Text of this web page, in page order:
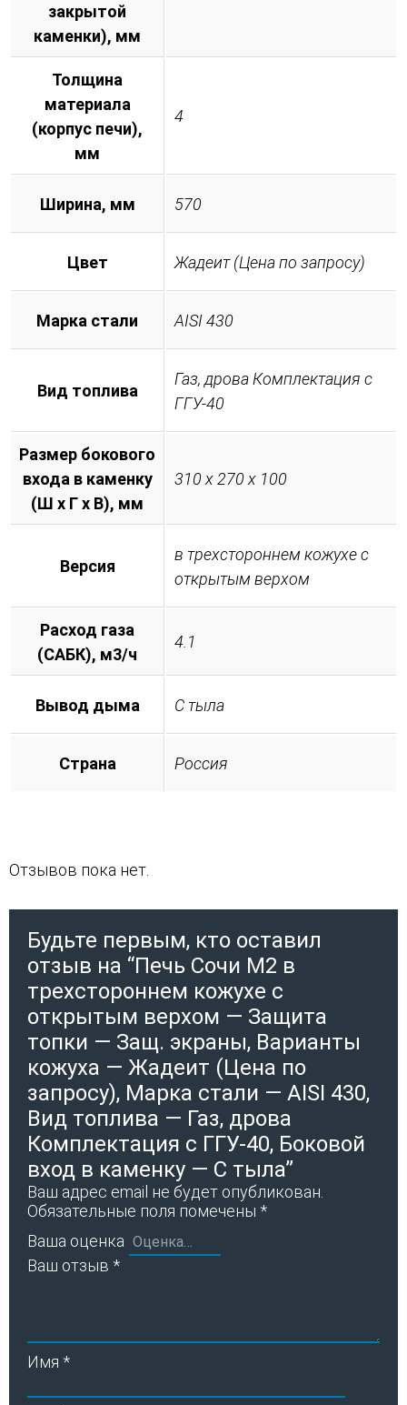
закрытой
каменки), мм
Толщина
материала
(корпус печи),
мм
4
Ширина, мм 570
Цвет Жадеит (Цена по запросу)
Марка стали AISI 430
Вид топлива
Газ, дрова Комплектация с
ГГУ-40
Размер бокового
входа в каменку
(Ш х Г х В), мм
310 х 270 х 100
Версия
в трехстороннем кожухе с
открытым верхом
Расход газа
(САБК), м3/ч
4.1
Вывод дыма С тыла
Страна Россия
Отзывов пока нет.
Будьте первым, кто оставил
отзыв на “Печь Сочи М2 в
трехстороннем кожухе с
открытым верхом — Защита
топки — Защ. экраны, Варианты
кожуха — Жадеит (Цена по
запросу), Марка стали — AISI 430,
Вид топлива — Газ, дрова
Комплектация с ГГУ-40, Боковой
вход в каменку — С тыла”
Ваш адрес email не будет опубликован.
Обязательные поля помечены *
Ваша оценка
Ваш отзыв *
Имя *